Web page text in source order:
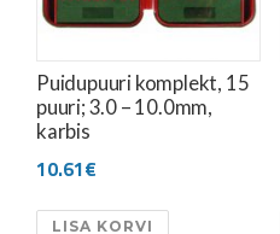
Puidupuuri komplekt, 15
puuri; 3.0 – 10.0mm,
karbis
10.61€
LISA KORVI